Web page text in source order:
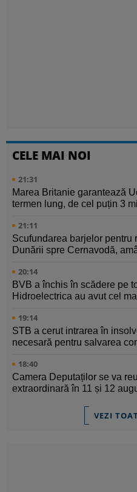
CELE MAI NOI
21:31
Marea Britanie garantează
termen lung, de cel puțin 3
21:11
Scufundarea barjelor pentru
Dunării spre Cernavodă,
20:14
BVB a închis în scădere pe
Hidroelectrica au avut cel
19:14
STB a cerut intrarea în
necesară pentru salvarea
18:40
Camera Deputaților se va
extraordinară în 11 și 12
VEZI